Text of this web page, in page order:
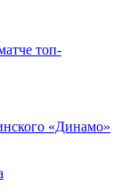
топ-
«Динамо»